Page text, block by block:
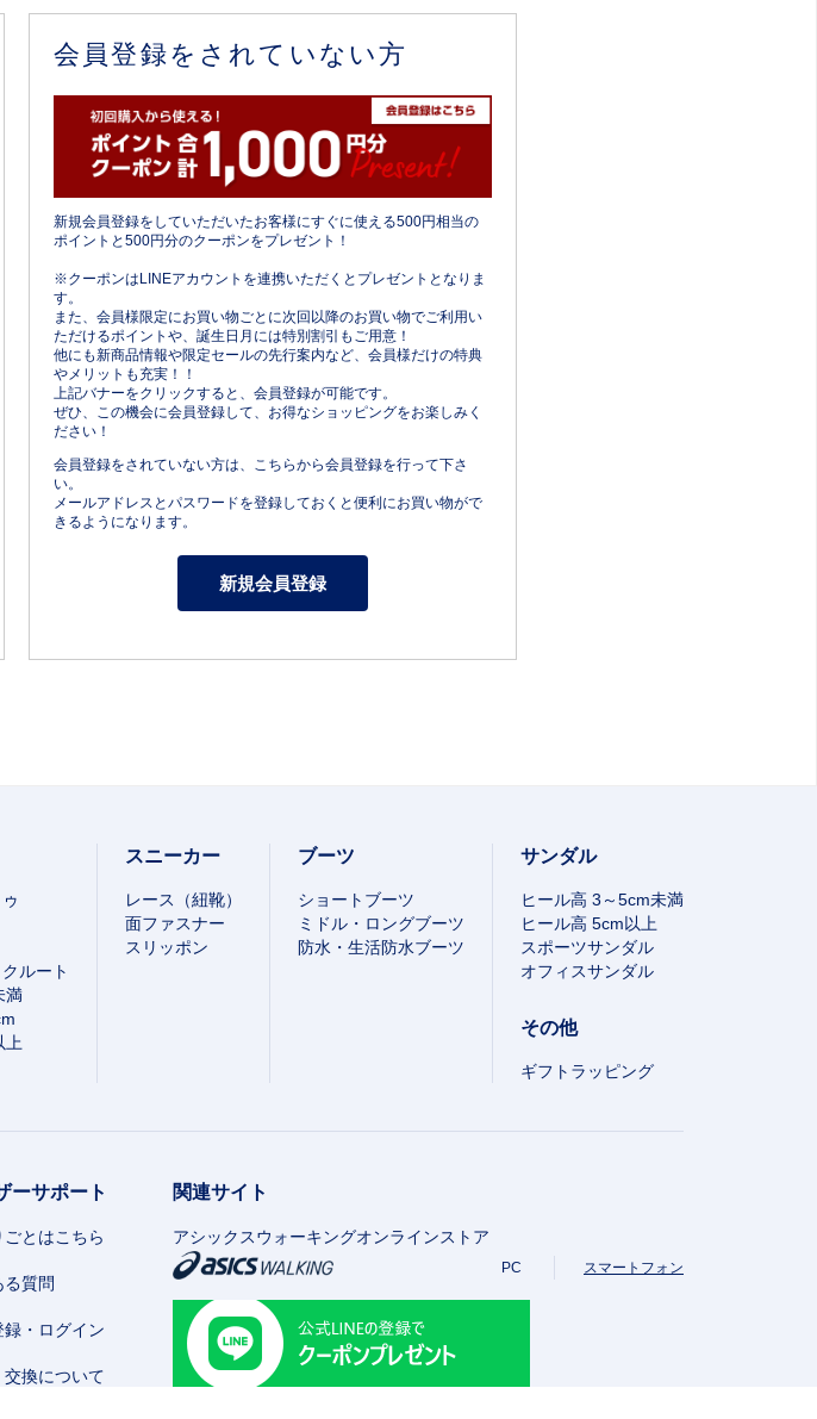
会員登録をされていない方
新規会員登録をしていただいたお客様にすぐに使える500円相当の
ポイントと500円分のクーポンをプレゼント！
※クーポンはLINEアカウントを連携いただくとプレゼントとなりま
す。
また、会員様限定にお買い物ごとに次回以降のお買い物でご利用い
ただけるポイントや、誕生日月には特別割引もご用意！
他にも新商品情報や限定セールの先行案内など、会員様だけの特典
やメリットも充実！！
上記バナーをクリックすると、会員登録が可能です。
ぜひ、この機会に会員登録して、お得なショッピングをお楽しみく
ださい！
会員登録をされていない方は、こちらから会員登録を行って下さ
い。
メールアドレスとパスワードを登録しておくと便利にお買い物がで
きるようになります。
ルート
満
上
スニーカー
レース（紐靴）
面ファスナー
スリッポン
ブーツ
ショートブーツ
ミドル・ロングブーツ
防水・生活防水ブーツ
サンダル
ヒール高 3～5cm未満
ヒール高 5cm以上
スポーツサンダル
オフィスサンダル
その他
ギフトラッピング
ーサポート
ごとはこちら
る質問
録・ログイン
交換について
関連サイト
アシックスウォーキングオンラインストア
PC スマートフォン